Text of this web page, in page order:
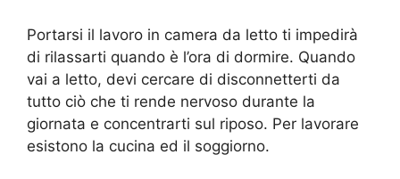
Portarsi il lavoro in camera da letto ti impedirà
di rilassarti quando è l’ora di dormire. Quando
vai a letto, devi cercare di disconnetterti da
tutto ciò che ti rende nervoso durante la
giornata e concentrarti sul riposo. Per lavorare
esistono la cucina ed il soggiorno.